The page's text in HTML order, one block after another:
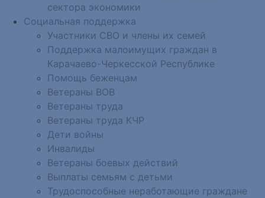
сектора экономики
Социальная поддержка
Участники СВО и члены их семей
Поддержка малоимущих граждан в
Карачаево-Черкесской Республике
Помощь беженцам
Ветераны ВОВ
Ветераны труда
Ветераны труда КЧР
Дети войны
Инвалиды
Ветераны боевых действий
Выплаты семьям с детьми
Трудоспособные неработающие граждане